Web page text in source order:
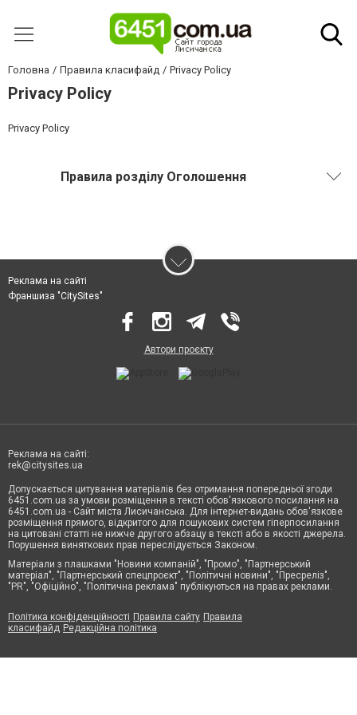
Головна Правила класифайд Privacy Policy
Privacy Policy
Privacy Policy
Правила розділу Оголошення
Реклама на сайті
Франшиза "CitySites"
Автори проєкту
Реклама на сайті:
rek@citysites.ua
Допускається цитування матеріалів без отримання попередньої згоди
6451.com.ua за умови розміщення в тексті обов'язкового посилання на
6451.com.ua - Сайт міста Лисичанська. Для інтернет-видань обов'язкове
розміщення прямого, відкритого для пошукових систем гіперпосилання
на цитовані статті не нижче другого абзацу в тексті або в якості джерела.
Порушення виняткових прав переслідується Законом.
Матеріали з плашками "Новини компаній", "Промо", "Партнерський
матеріал", "Партнерський спецпроєкт", "Політичні новини", "Пресреліз",
"PR", "Офіційно", "Політична реклама" публікуються на правах реклами.
Політика конфіденційності Правила сайту Правила
класифайд Редакційна політика